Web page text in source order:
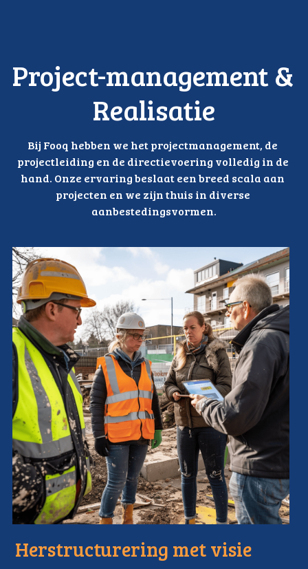
Project-management &
Realisatie
Bij Fooq hebben we het projectmanagement, de
projectleiding en de directievoering volledig in de
hand. Onze ervaring beslaat een breed scala aan
projecten en we zijn thuis in diverse
aanbestedingsvormen.
Herstructurering met visie